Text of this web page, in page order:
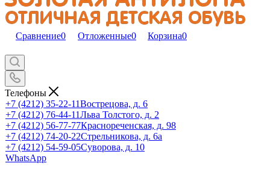
Сравнение0 Отложенные0 Корзина0
Телефоны
+7 (4212) 35-22-11Вострецова, д. 6
+7 (4212) 76-44-11Льва Толстого, д. 2
+7 (4212) 56-77-77Краснореченская, д. 98
+7 (4212) 74-20-22Стрельникова, д. 6а
+7 (4212) 54-59-05Суворова, д. 10
WhatsApp